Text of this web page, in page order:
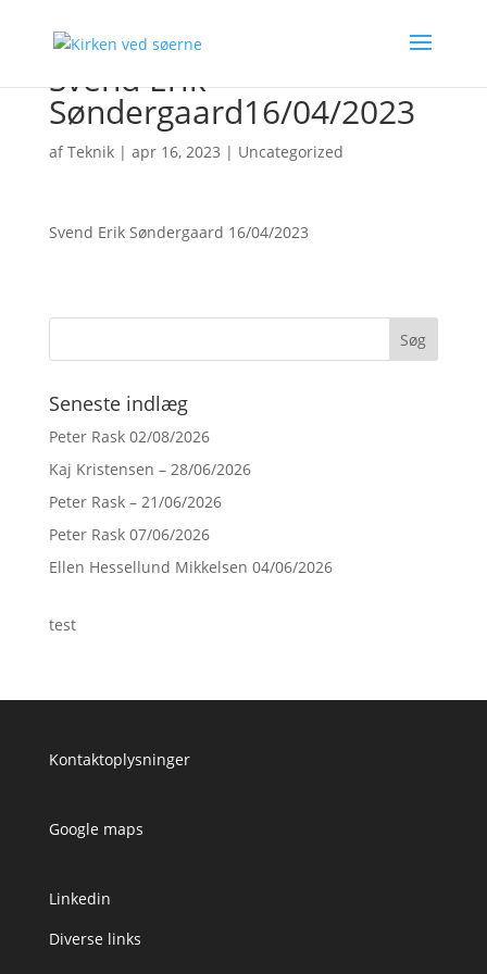
Svend Erik
Søndergaard16/04/2023
afTeknik| apr 16, 2023 | Uncategorized
Svend Erik Søndergaard 16/04/2023
Seneste indlæg
Peter Rask 02/08/2026
Kaj Kristensen – 28/06/2026
Peter Rask – 21/06/2026
Peter Rask 07/06/2026
Ellen Hessellund Mikkelsen 04/06/2026
test
Kontaktoplysninger
Google maps
Linkedin
Diverse links